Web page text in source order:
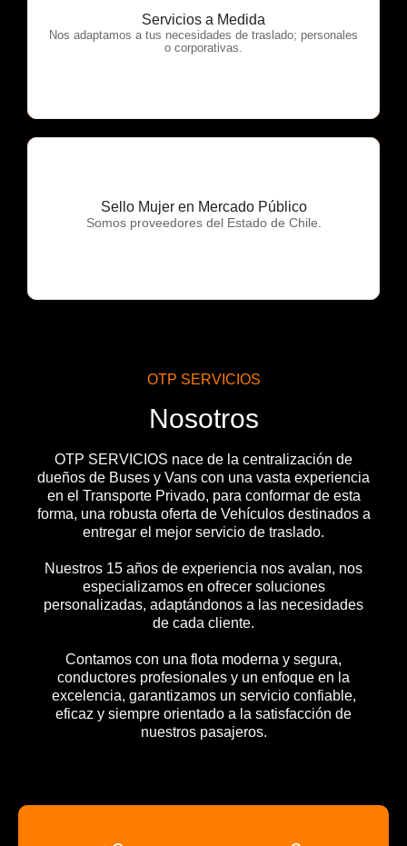
Servicios a Medida
Nos adaptamos a tus necesidades de traslado; personales
o corporativas.
OTP Servicios
Sello Mujer en Mercado Público
Somos proveedores del Estado de Chile.
OTP Servicios
OTP SERVICIOS
Nosotros
OTP SERVICIOS nace de la centralización de
dueños de Buses y Vans con una vasta experiencia
en el Transporte Privado, para conformar de esta
forma, una robusta oferta de Vehículos destinados a
entregar el mejor servicio de traslado.
Nuestros 15 años de experiencia nos avalan, nos
especializamos en ofrecer soluciones
personalizadas, adaptándonos a las necesidades
de cada cliente.
Contamos con una flota moderna y segura,
conductores profesionales y un enfoque en la
excelencia, garantizamos un servicio confiable,
eficaz y siempre orientado a la satisfacción de
nuestros pasajeros.